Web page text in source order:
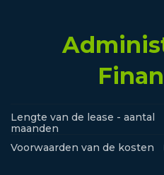
Lengte van de lease - aantal
maanden
Voorwaarden van de kosten